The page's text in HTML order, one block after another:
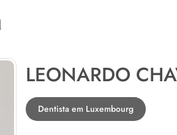
LEONARDO
Dentista em Luxembourg